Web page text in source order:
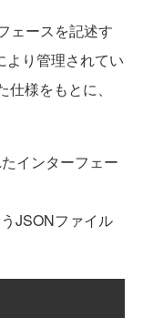
ェースを記述す
より管理されてい
様をもとに、
インターフェー
JSONファイル